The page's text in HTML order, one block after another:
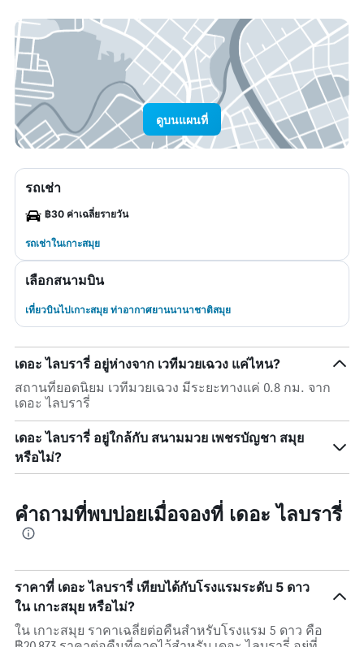
ดูบนแผนที่
รถเช่า
฿30 ค่าเฉลี่ยรายวัน
รถเช่าในเกาะสมุย
เลือกสนามบิน
เที่ยวบินไปเกาะสมุย ท่าอากาศยานนานาชาติสมุย
เดอะ ไลบรารี่ อยู่ห่างจาก เวทีมวยเฉวง แค่ไหน?
สถานที่ยอดนิยม เวทีมวยเฉวง มีระยะทางแค่ 0.8 กม. จาก
เดอะ ไลบรารี่
เดอะ ไลบรารี่ อยู่ใกล้กับ สนามมวย เพชรบัญชา สมุย
หรือไม่?
คำถามที่พบบ่อยเมื่อจองที่ เดอะ ไลบรารี่
ราคาที่ เดอะ ไลบรารี่ เทียบได้กับโรงแรมระดับ 5 ดาว
ใน เกาะสมุย หรือไม่?
ใน เกาะสมุย ราคาเฉลี่ยต่อคืนสำหรับโรงแรม 5 ดาว คือ